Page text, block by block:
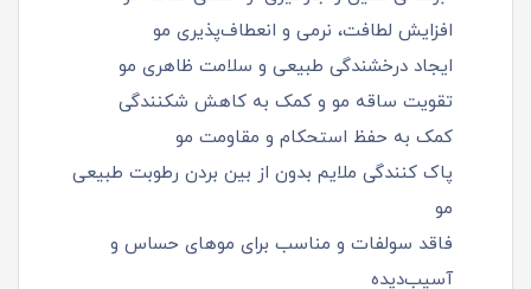
افزایش لطافت، نرمی و انعطاف‌پذیری مو
ایجاد درخشندگی طبیعی و سلامت ظاهری مو
تقویت ساقه مو و کمک به کاهش شکنندگی
کمک به حفظ استحکام و مقاومت مو
پاک‌ کنندگی ملایم بدون از بین بردن رطوبت طبیعی
مو
فاقد سولفات و مناسب برای موهای حساس و
آسیب‌دیده